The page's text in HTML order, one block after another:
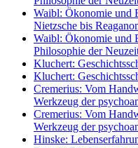
Waibl: Ökonomie und
Nietzsche bis
Waibl: Ökonomie und
Philosophie der
Kluchert:
Kluchert:
Cremerius: Vom
Werkzeug der
Cremerius: Vom
Werkzeug der
Hinske: